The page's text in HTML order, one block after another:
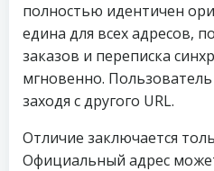
полностью идентичен
едина для всех адресов,
заказов и переписка
мгновенно.
заходя с другого URL.
Отличие заключается
Официальный адрес